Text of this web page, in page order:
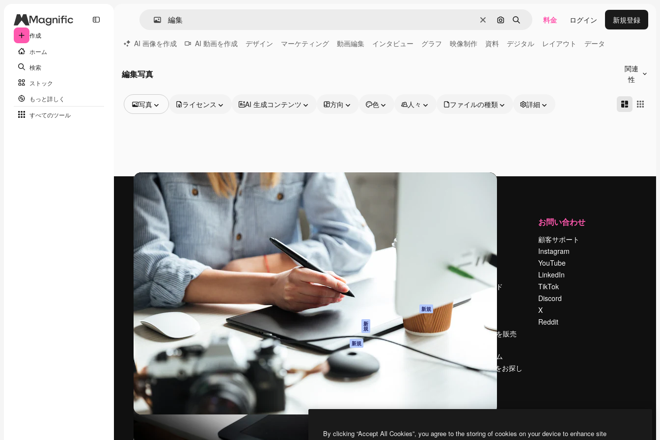
作成
ホーム
検索
ストック
もっと詳しく
すべてのツール
消去 画像で検索
検索 料金 ログイン 新規登録
AI 画像を作成 AI 動画を作成 デザイン マーケティング 動画編集 インタビュー グラフ 映像制作 資料 デジタル レイアウト データ
編集写真
関連
性
写真
動画
映像素材
モーショングラフィックス
動画テンプレート
アイコン
3D モデル
フォント
ライセンス AI 生成コンテンツ 方向 色 人々 ファイルの種類 詳細
最高のクリエイティブ制作を導くためのプラ
ットフォーム。クリエイター、企業、代理
店、スタジオを含む100万人以上が利用して
います。
日本語
製品
Spaces
AI アシスタント
AI 画像生成ツール
AI 動画生成ツール
AI 音声合成ツール
ストックコンテン
ツ
Claude/ChatGPT
向けMCP
新
規
エージェント 新規
API
モバイルアプリ
すべてのMagnificツ
Academy
ドキュメント
新規
クッキーポリシー
トラストセンター
アフィリエイト
会社概要
Reviews
採用情報
検索トレンド
ブログ
コンテンツを販売
プレスルーム
magnific.aiをお探し
ですか？
お問い合わせ
顧客サポート
Instagram
YouTube
LinkedIn
TikTok
Discord
X
Reddit
Copyright © 2010- Freepik Company S.L.U.
By clicking “Accept All Cookies”, you agree to the storing of cookies on your device to enhance site